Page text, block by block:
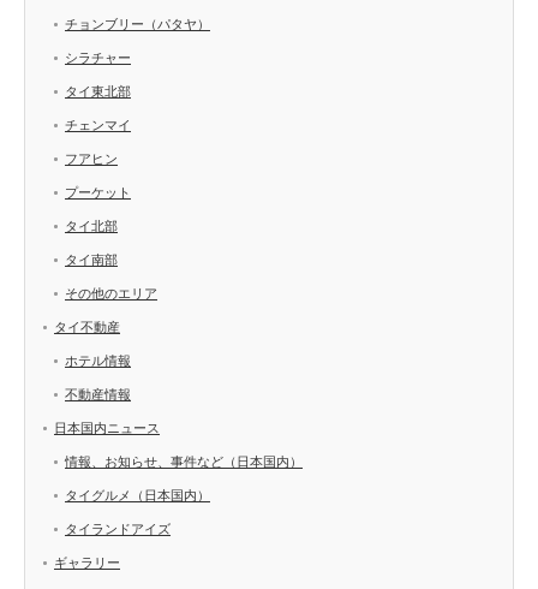
チョンブリー（パタヤ）
シラチャー
タイ東北部
チェンマイ
フアヒン
プーケット
タイ北部
タイ南部
その他のエリア
タイ不動産
ホテル情報
不動産情報
日本国内ニュース
情報、お知らせ、事件など（日本国内）
タイグルメ（日本国内）
タイランドアイズ
ギャラリー